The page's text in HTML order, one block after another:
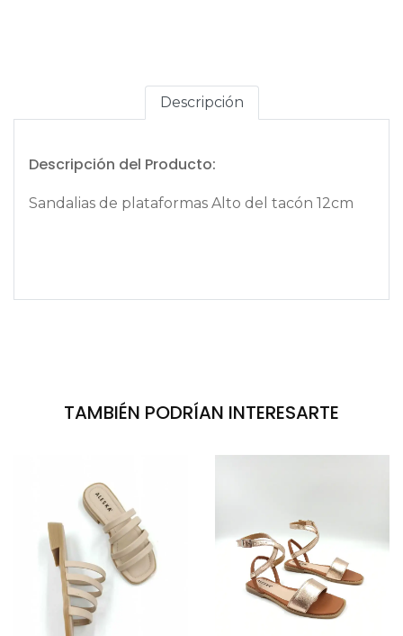
Descripción
Descripción del Producto:
Sandalias de plataformas Alto del tacón 12cm
TAMBIÉN PODRÍAN INTERESARTE